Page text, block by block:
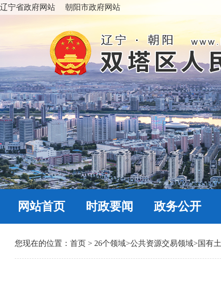
辽宁省政府网站 朝阳市政府网站
网站首页 时政要闻 政务公开
您现在的位置： 首页 > 26个领域>公共资源交易领域>国有